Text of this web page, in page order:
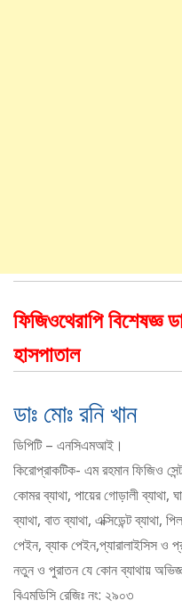
ফিজিওথেরাপি বিশেষজ্ঞ
হাসপাতাল
ডাঃ মোঃ রনি খান
ডিপিটি – এনসিএমআই।
কিরোপ্রাকটিক- এম রহমান ফিজিও
কোমর ব্যাথা, পায়ের গোড়ালী ব্যাথা,
ব্যাথা, বাত ব্যাথা, এক্সিডেন্ট ব্যাথা,
পেইন, ব্যাক পেইন,প্যারালাইসিস ও
নতুন ও পুরাতন যে কোন ব্যাথায়
বিএমডিসি রেজিঃ নং: ২৯০৩